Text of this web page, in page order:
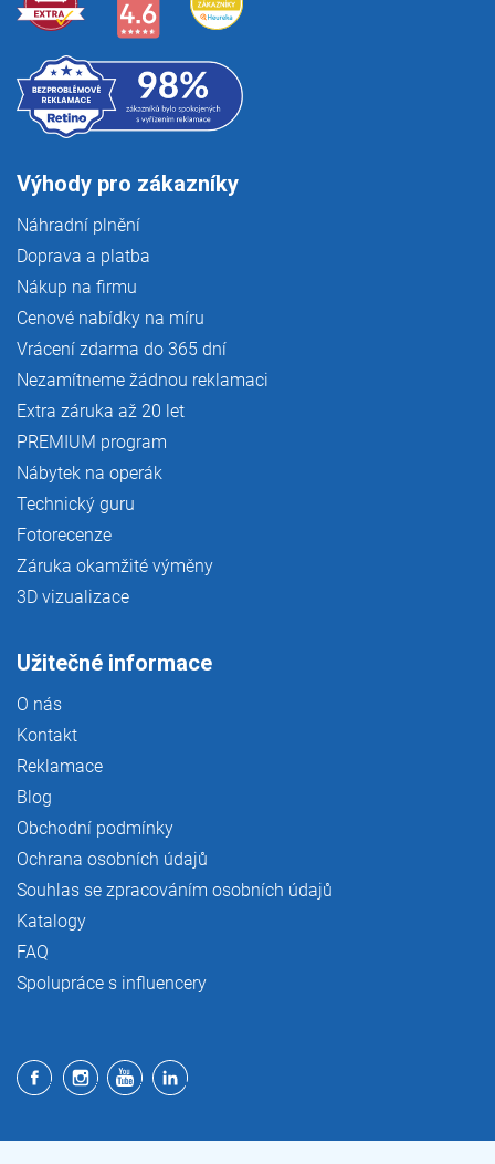
Výhody pro zákazníky
Náhradní plnění
Doprava a platba
Nákup na firmu
Cenové nabídky na míru
Vrácení zdarma do 365 dní
Nezamítneme žádnou reklamaci
Extra záruka až 20 let
PREMIUM program
Nábytek na operák
Technický guru
Fotorecenze
Záruka okamžité výměny
3D vizualizace
Užitečné informace
O nás
Kontakt
Reklamace
Blog
Obchodní podmínky
Ochrana osobních údajů
Souhlas se zpracováním osobních údajů
Katalogy
FAQ
Spolupráce s influencery